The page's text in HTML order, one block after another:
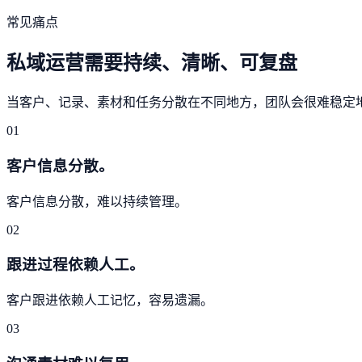
常见痛点
私域运营需要持续、清晰、可复盘
当客户、记录、素材和任务分散在不同地方，团队会很难稳定
01
客户信息分散。
客户信息分散，难以持续管理。
02
跟进过程依赖人工。
客户跟进依赖人工记忆，容易遗漏。
03